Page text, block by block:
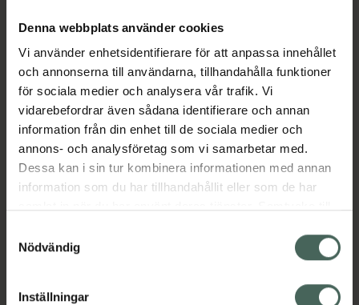
Denna webbplats använder cookies
Vi använder enhetsidentifierare för att anpassa innehållet
och annonserna till användarna, tillhandahålla funktioner
för sociala medier och analysera vår trafik. Vi
vidarebefordrar även sådana identifierare och annan
information från din enhet till de sociala medier och
annons- och analysföretag som vi samarbetar med.
Dessa kan i sin tur kombinera informationen med annan
information som du har tillhandahållit eller som de har
återkalla ditt samtycke via webbplatsens
cookieinställningar. Ett återkallat samtycke påverkar inte
lagligheten av behandling som skett innan återkallelsen.
Nödvändig
Inställningar
Fler produkter från Pradaxa
Aktuella erbjudanden
Beskrivning Dölj
EAN:04048846021014
Bipacksedel från FASS Visa